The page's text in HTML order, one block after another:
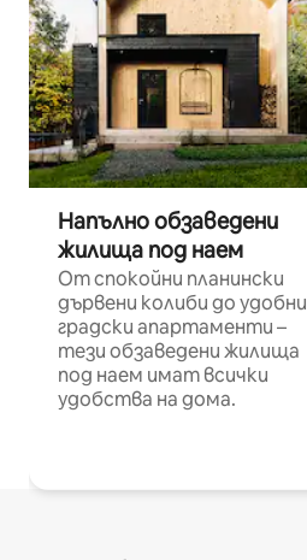
Напълно обзаведени
жилища под наем
От спокойни планински
дървени колиби до удобни
градски апартаменти –
тези обзаведени жилища
под наем имат всички
удобства на дома.